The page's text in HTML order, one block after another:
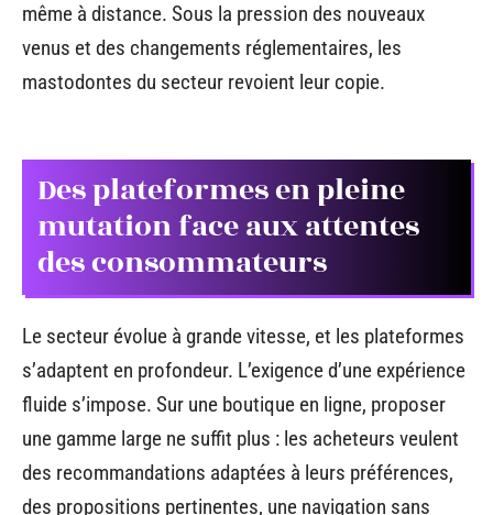
même à distance. Sous la pression des nouveaux
venus et des changements réglementaires, les
mastodontes du secteur revoient leur copie.
Des plateformes en pleine
mutation face aux attentes
des consommateurs
Le secteur évolue à grande vitesse, et les plateformes
s’adaptent en profondeur. L’exigence d’une expérience
fluide s’impose. Sur une boutique en ligne, proposer
une gamme large ne suffit plus : les acheteurs veulent
des recommandations adaptées à leurs préférences,
des propositions pertinentes, une navigation sans